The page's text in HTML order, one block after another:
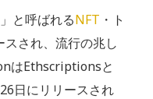
と呼ばれるNFT ・ト
され、流行の兆し
はEthscriptionsと
日にリリースされ